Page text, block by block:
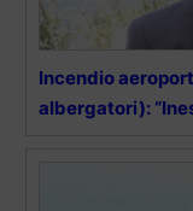
Incendio
albergatori):